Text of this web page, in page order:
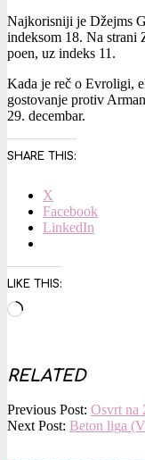
Najkorisniji je Džejms
indeksom 18. Na strani
poen, uz indeks 11.
Kada je reč o Evroligi,
gostovanje protiv
29. decembar.
SHARE THIS:
X
Facebook
LinkedIn
LIKE THIS:
Loading…
RELATED
2017-
12-
Previous Post: Osvrt na
Next Post: Beton liga